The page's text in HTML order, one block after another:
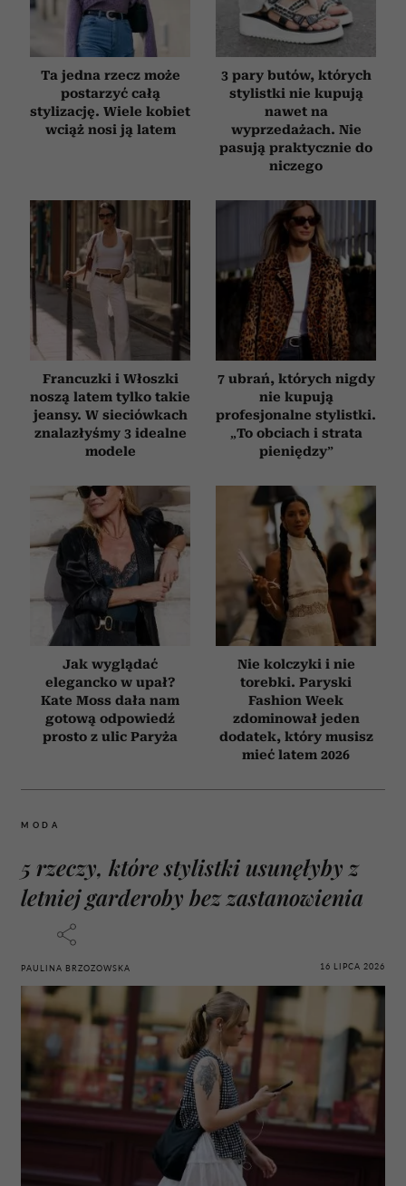
Ta jedna rzecz może
postarzyć całą
stylizację. Wiele kobiet
wciąż nosi ją latem
3 pary butów, których
stylistki nie kupują
nawet na
wyprzedażach. Nie
pasują praktycznie do
niczego
Francuzki i Włoszki
noszą latem tylko takie
jeansy. W sieciówkach
znalazłyśmy 3 idealne
modele
7 ubrań, których nigdy
nie kupują
profesjonalne stylistki.
„To obciach i strata
pieniędzy”
Jak wyglądać
elegancko w upał?
Kate Moss dała nam
gotową odpowiedź
prosto z ulic Paryża
Nie kolczyki i nie
torebki. Paryski
Fashion Week
zdominował jeden
dodatek, który musisz
mieć latem 2026
MODA
5 rzeczy, które stylistki usunęłyby z
letniej garderoby bez zastanowienia
PAULINA BRZOZOWSKA 16 LIPCA 2026